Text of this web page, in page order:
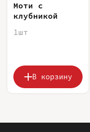
Моти с
клубникой
1шт
В корзину